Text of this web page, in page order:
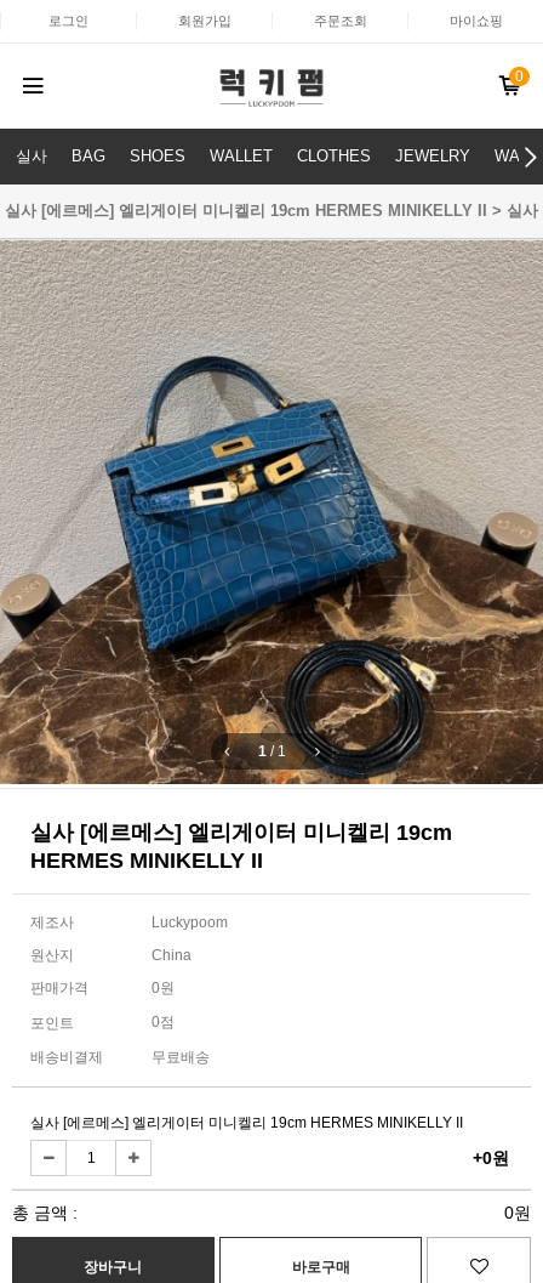
로그인 회원가입 주문조회 마이쇼핑
0
실사 BAG SHOES WALLET CLOTHES JEWELRY
실사 [에르메스] 엘리게이터 미니켈리 19cm HERMES MINIKELLY II > 실사
1/ 1
실사 [에르메스] 엘리게이터 미니켈리 19cm
HERMES MINIKELLY II
제조사
Luckypoom
원산지
China
판매가격
0원
포인트 0점
배송비결제 무료배송
실사 [에르메스] 엘리게이터 미니켈리 19cm HERMES MINIKELLY II
+0원
총 금액 : 0원